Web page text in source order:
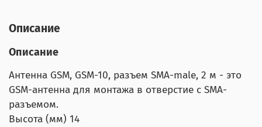
Описание
Описание
Антенна GSM, GSM-10, разъем SMA-male, 2 м - это
GSM-антенна для монтажа в отверстие c SMA-
разъемом.
Высота (мм) 14